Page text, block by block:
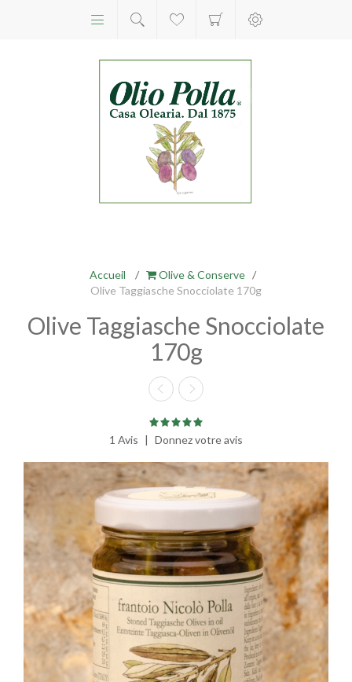
Accueil / Olive & Conserve /
Olive Taggiasche Snocciolate 170g
Olive Taggiasche Snocciolate
170g
1 Avis | Donnez votre avis